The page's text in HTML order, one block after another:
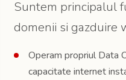
Suntem principalul
domenii si gazduire
Operam propriul Data
capacitate internet